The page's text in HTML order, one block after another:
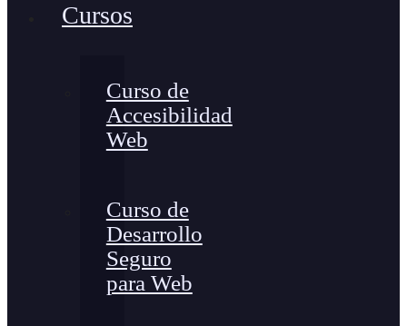
Cursos
Curso de
Accesibilidad
Web
Curso de
Desarrollo
Seguro
para Web